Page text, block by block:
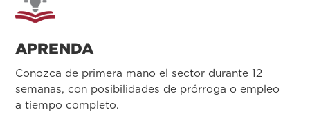
APRENDA
Conozca de primera mano el sector durante 12
semanas, con posibilidades de prórroga o empleo
a tiempo completo.